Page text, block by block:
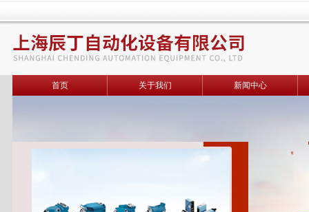
首页 关于我们 新闻中心